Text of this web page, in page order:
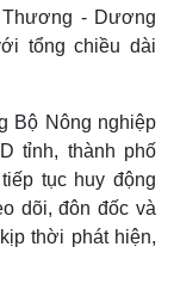
- Dương
tổng chiều dài
Bộ Nông nghiệp
tỉnh, thành phố
tục huy động
dõi, đôn đốc và
thời phát hiện,